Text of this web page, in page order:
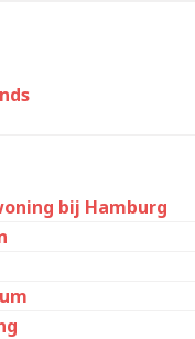
bij Hamburg